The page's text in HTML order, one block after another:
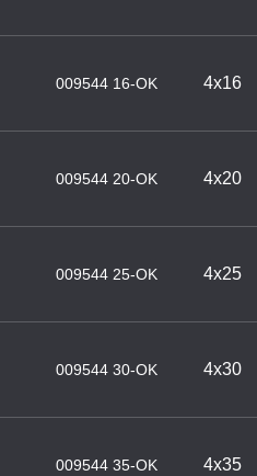
009544 16-OK 4х16
009544 20-OK 4х20
009544 25-OK 4х25
009544 30-OK 4х30
009544 35-OK 4х35